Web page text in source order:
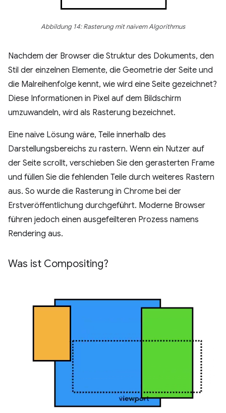
Abbildung 14: Rasterung mit naivem Algorithmus
Nachdem der Browser die Struktur des Dokuments, den
Stil der einzelnen Elemente, die Geometrie der Seite und
die Malreihenfolge kennt, wie wird eine Seite gezeichnet?
Diese Informationen in Pixel auf dem Bildschirm
umzuwandeln, wird als Rasterung bezeichnet.
Eine naive Lösung wäre, Teile innerhalb des
Darstellungsbereichs zu rastern. Wenn ein Nutzer auf
der Seite scrollt, verschieben Sie den gerasterten Frame
und füllen Sie die fehlenden Teile durch weiteres Rastern
aus. So wurde die Rasterung in Chrome bei der
Erstveröffentlichung durchgeführt. Moderne Browser
führen jedoch einen ausgefeilteren Prozess namens
Rendering aus.
Was ist Compositing?